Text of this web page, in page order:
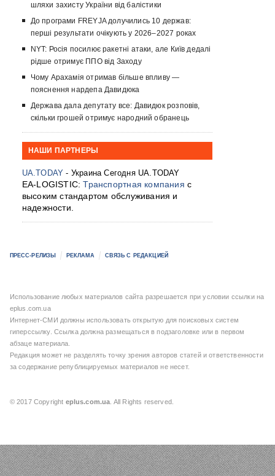
шляхи захисту України від балістики
До програми FREYJA долучились 10 держав:
перші результати очікують у 2026–2027 роках
NYT: Росія посилює ракетні атаки, але Київ дедалі
рідше отримує ППО від Заходу
Чому Арахамія отримав більше впливу —
пояснення нардепа Давидюка
Держава дала депутату все: Давидюк розповів,
скільки грошей отримує народний обранець
НАШИ ПАРТНЕРЫ
UA.TODAY - Украина Сегодня UA.TODAY
EA-LOGISTIC:Транспортная компания с
высоким стандартом обслуживания и
надежности.
ПРЕСС-РЕЛИЗЫ РЕКЛАМА СВЯЗЬ С РЕДАКЦИЕЙ
Использование любых материалов сайта разрешается при условии ссылки на
eplus.com.ua
Интернет-СМИ должны использовать открытую для поисковых систем
гиперссылку. Ссылка должна размещаться в подзаголовке или в первом
абзаце материала.
Редакция может не разделять точку зрения авторов статей и ответственности
за содержание републицируемых материалов не несет.
© 2017 Copyright eplus.com.ua . All Rights reserved.